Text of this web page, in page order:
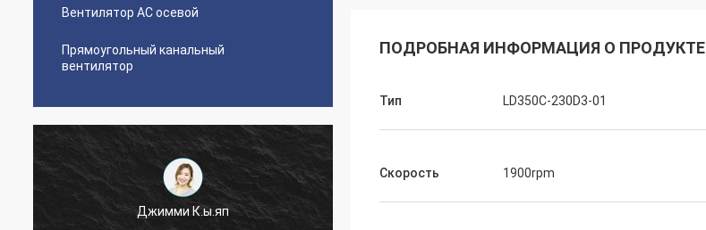
Вентилятор AC осевой
Прямоугольный канальный
вентилятор
Джимми К.ы.яп
ПОДРОБНАЯ ИНФОРМАЦИЯ О ПРОДУКТЕ
Тип LD350C-230D3-01
Скорость 1900rpm